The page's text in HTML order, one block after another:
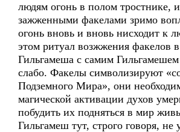
людям огонь в полом тростнике,
зажженными факелами зримо
огонь вновь и вновь нисходит к
этом ритуал возжжения факелов
Гильгамеша с самим Гильгамешем
слабо. Факелы символизируют
Подземного Мира», они
магической активации духов
побудить их подняться в мир
Гильгамеш тут, строго говоря, не